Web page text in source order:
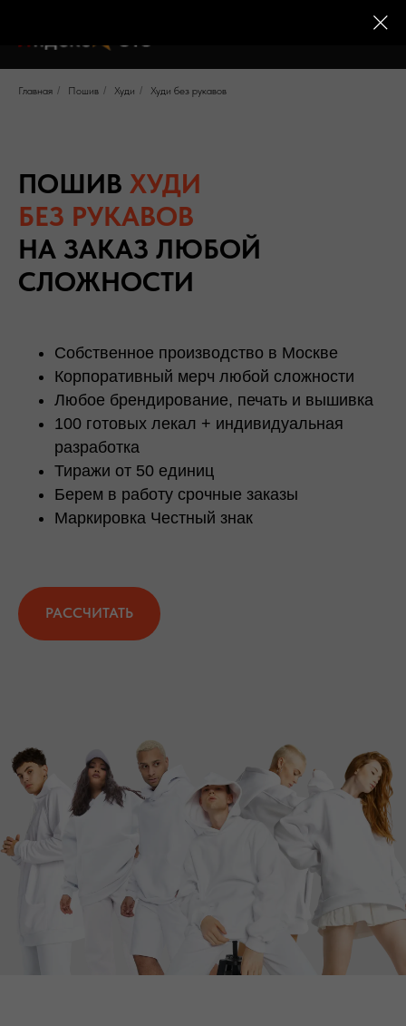
Главная / Пошив / Худи / Худи без рукавов
ПОШИВ ХУДИ
БЕЗ РУКАВОВ
НА ЗАКАЗ ЛЮБОЙ
СЛОЖНОСТИ
Собственное производство в Москве
Корпоративный мерч любой сложности
Любое брендирование, печать и вышивка
100 готовых лекал + индивидуальная
разработка
Тиражи от 50 единиц
Берем в работу срочные заказы
Маркировка Честный знак
РАССЧИТАТЬ